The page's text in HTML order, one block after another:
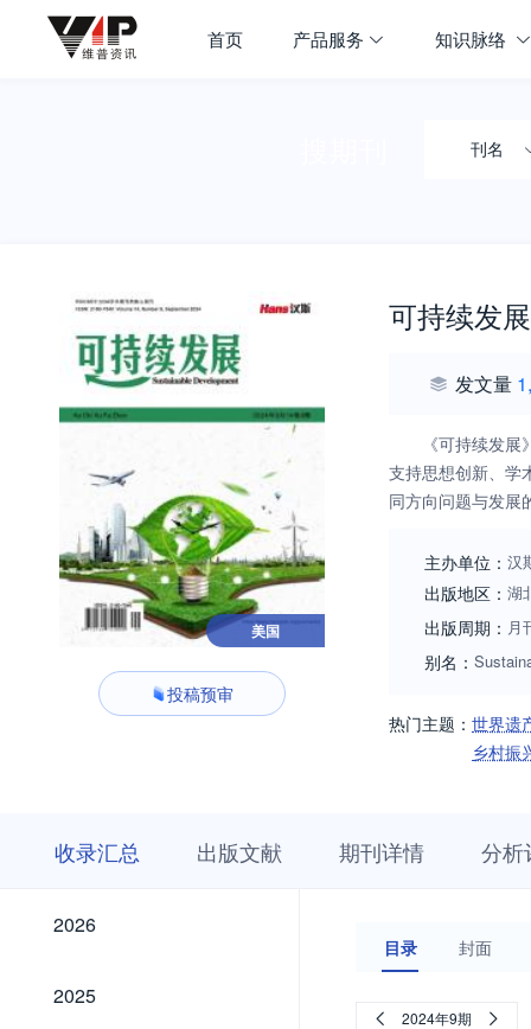
首页 产品服务 知识脉络
刊名
美国
投稿预审
可持续发展
发文量
《可持续发
支持思想创新、学
同方向问题与发展
主办单位： 汉
出版地区： 湖
出版周期： 月
别名：
热门主题： 世界遗
乡村振
收录汇总 出版文献 期刊详情 分析
2026
2026
2025
2025
目录 封面
2024年9期